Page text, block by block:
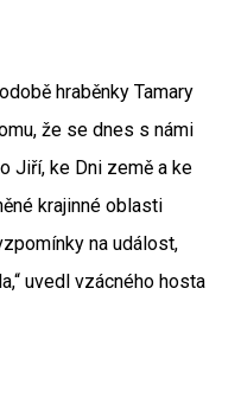
hraběnky Tamary
že se dnes s námi
Jiří, ke Dni země a ke
krajinné oblasti
na událost,
uvedl vzácného hosta